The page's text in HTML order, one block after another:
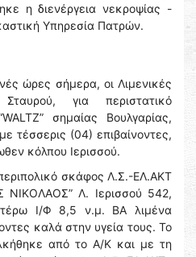
η διενέργεια νεκροψίας -
Υπηρεσία Πατρών.
ώρες σήμερα, οι Λιμενικές
για περιστατικό
σημαίας Βουλγαρίας,
τέσσερις (04) επιβαίνοντες,
κόλπου Ιερισσού.
σκάφος Λ.Σ.-ΕΛ.ΑΚΤ
ΝΙΚΟΛΑΟΣ” Λ. Ιερισσού 542,
Ι/Φ 8,5 ν.μ. ΒΑ λιμένα
καλά στην υγεία τους. Το
από το Α/Κ και με τη